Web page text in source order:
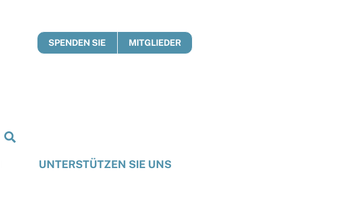
SPENDEN SIE MITGLIEDER
UNTERSTÜTZEN SIE UNS